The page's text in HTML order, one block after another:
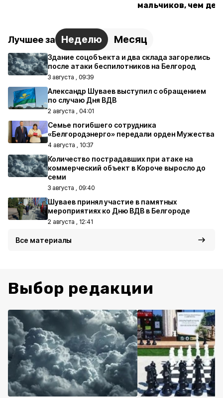
мальчиков, чем
Лучшее за Неделю Месяц
Здание соцобъекта и два склада загорелись
после атаки беспилотников на Белгород
3 августа , 09:39
Александр Шуваев выступил с обращением
по случаю Дня ВДВ
2 августа , 04:01
Семье погибшего сотрудника
«Белгородэнерго» передали орден Мужества
4 августа , 10:37
Количество пострадавших при атаке на
коммерческий объект в Короче выросло до
семи
3 августа , 09:40
Шуваев принял участие в памятных
мероприятиях ко Дню ВДВ в Белгороде
2 августа , 12:41
Все материалы
Выбор редакции